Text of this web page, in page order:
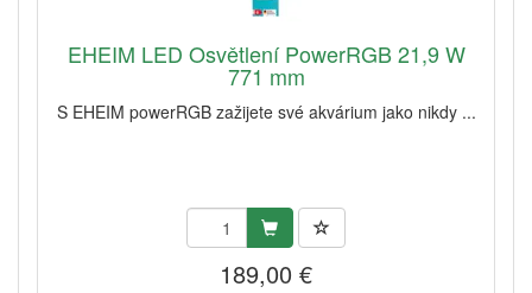
EHEIM LED Osvětlení PowerRGB 21,9 W
771 mm
S EHEIM powerRGB zažijete své akvárium jako nikdy ...
189,00 €